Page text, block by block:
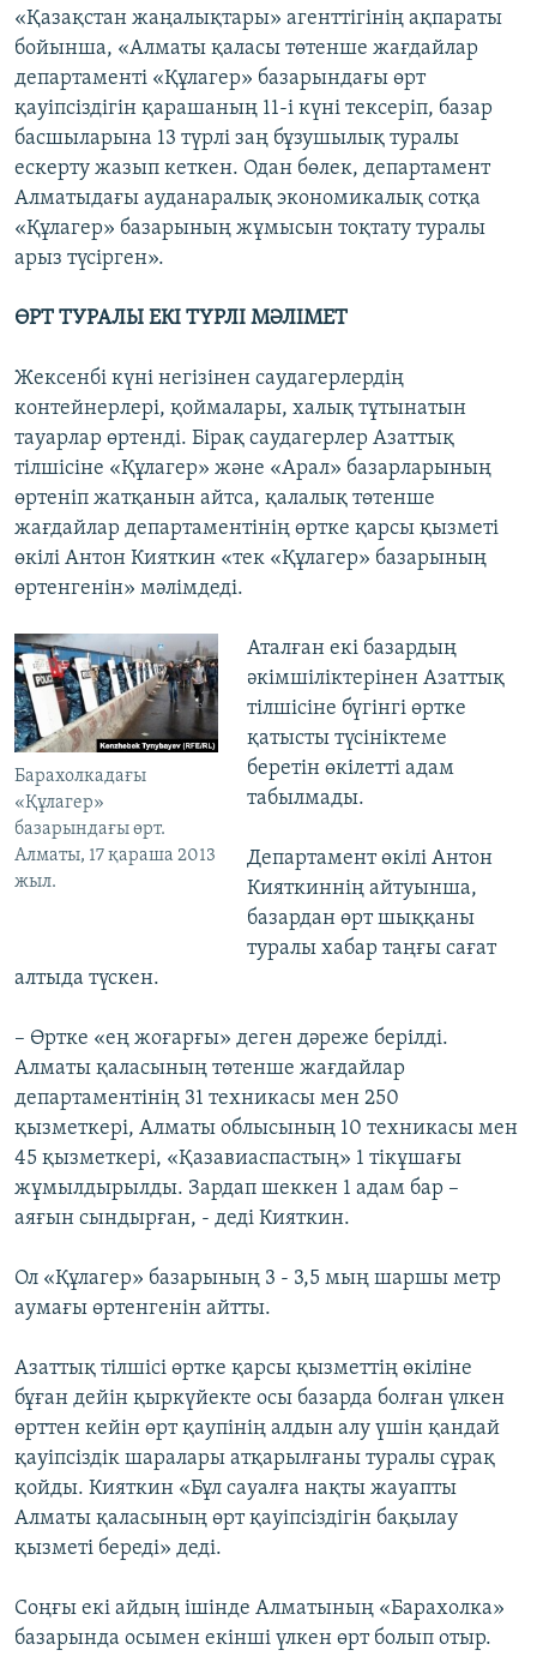
«Қазақстан жаңалықтары» агенттігінің ақпараты
бойынша, «Алматы қаласы төтенше жағдайлар
департаменті «Құлагер» базарындағы өрт
қауіпсіздігін қарашаның 11-і күні тексеріп, базар
басшыларына 13 түрлі заң бұзушылық туралы
ескерту жазып кеткен. Одан бөлек, департамент
Алматыдағы ауданаралық экономикалық сотқа
«Құлагер» базарының жұмысын тоқтату туралы
арыз түсірген».
ӨРТ ТУРАЛЫ ЕКІ ТҮРЛІ МӘЛІМЕТ
Жексенбі күні негізінен саудагерлердің
контейнерлері, қоймалары, халық тұтынатын
тауарлар өртенді. Бірақ саудагерлер Азаттық
тілшісіне «Құлагер» және «Арал» базарларының
өртеніп жатқанын айтса, қалалық төтенше
жағдайлар департаментінің өртке қарсы қызметі
өкілі Антон Кияткин «тек «Құлагер» базарының
өртенгенін» мәлімдеді.
Барахолкадағы
«Құлагер»
базарындағы өрт.
Алматы, 17 қараша 2013
жыл.
Аталған екі базардың
әкімшіліктерінен Азаттық
тілшісіне бүгінгі өртке
қатысты түсініктеме
беретін өкілетті адам
табылмады.
Департамент өкілі Антон
Кияткиннің айтуынша,
базардан өрт шыққаны
туралы хабар таңғы сағат
алтыда түскен.
– Өртке «ең жоғарғы» деген дәреже берілді.
Алматы қаласының төтенше жағдайлар
департаментінің 31 техникасы мен 250
қызметкері, Алматы облысының 10 техникасы мен
45 қызметкері, «Қазавиаспастың» 1 тікұшағы
жұмылдырылды. Зардап шеккен 1 адам бар –
аяғын сындырған, - деді Кияткин.
Ол «Құлагер» базарының 3 - 3,5 мың шаршы метр
аумағы өртенгенін айтты.
Азаттық тілшісі өртке қарсы қызметтің өкіліне
бұған дейін қыркүйекте осы базарда болған үлкен
өрттен кейін өрт қаупінің алдын алу үшін қандай
қауіпсіздік шаралары атқарылғаны туралы сұрақ
қойды. Кияткин «Бұл сауалға нақты жауапты
Алматы қаласының өрт қауіпсіздігін бақылау
қызметі береді» деді.
Соңғы екі айдың ішінде Алматының «Барахолка»
базарында осымен екінші үлкен өрт болып отыр.